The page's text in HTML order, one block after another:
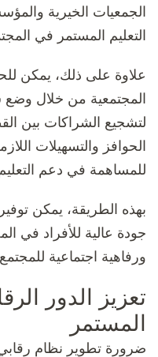
الجمعيات الخيرية
التعليم المستمر في
علاوة على ذلك، يمكن
المجتمعية من خلال
لتشجيع الشراكات بين
الحوافز والتسهيلات
للمساهمة في دعم
بهذه الطريقة، يمكن
جودة عالية للأفراد في
ورفاهية اجتماعية
تعزيز الدور
المستمر
ضرورة تطوير نظام